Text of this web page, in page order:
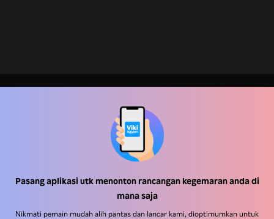
Pasang aplikasi utk menonton rancangan kegemaran anda di
mana saja
Nikmati pemain mudah alih pantas dan lancar kami, dioptimumkan untuk
Kerja Dengan Kami